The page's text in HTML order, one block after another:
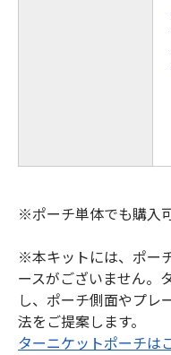
※ポーチ単体でも購入
※本キットには、ポー
ースがございません。
し、ポーチ側面やプレ
法をご提案します。
ターニケットポーチは